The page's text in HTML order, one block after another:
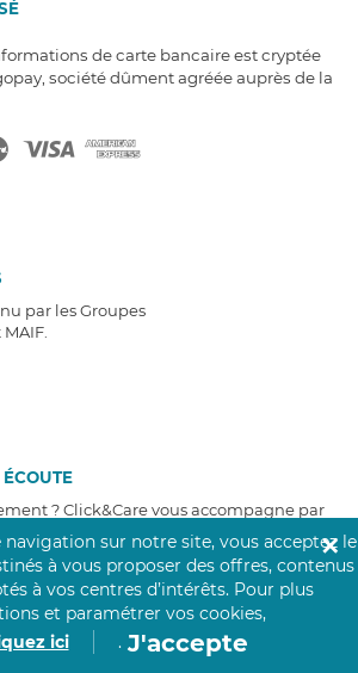
de carte bancaire est cryptée
société dûment agréée auprès de la
par les Groupes
? Click&Care vous accompagne par
sur notre site, vous acceptez le
à vous proposer des offres, contenus
à vos centres d’intérêts. Pour plus
et paramétrer vos cookies,
ici
. J'accepte
✕